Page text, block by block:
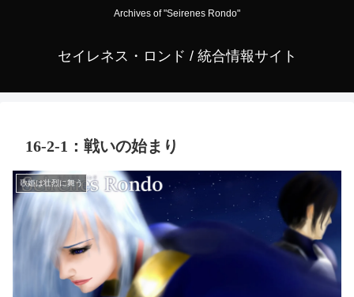
Archives of "Seirenes Rondo"
セイレネス・ロンド / 統合情報サイト
16-2-1：戦いの始まり
歌姫は壮烈に舞う